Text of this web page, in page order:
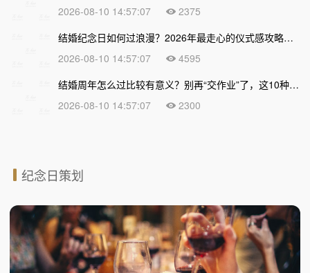
2026-08-10 14:57:07
2375
结婚纪念日如何过浪漫？2026年最走心的仪式感攻略，让爱情越久越甜
2026-08-10 14:57:07
4595
结婚周年怎么过比较有意义？别再“交作业”了，这10种走心过法让爱情越久越浓
2026-08-10 14:57:07
2300
纪念日策划